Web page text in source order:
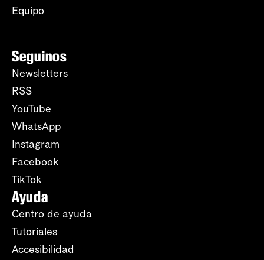
Equipo
Seguinos
Newsletters
RSS
YouTube
WhatsApp
Instagram
Facebook
TikTok
Ayuda
Centro de ayuda
Tutoriales
Accesibilidad